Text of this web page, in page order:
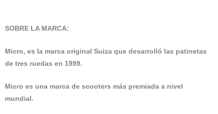
SOBRE LA MARCA:
Micro, es la marca original Suiza que desarrolló las patinetas
de tres ruedas en 1999.
Micro es una marca de scooters más premiada a nivel
mundial.